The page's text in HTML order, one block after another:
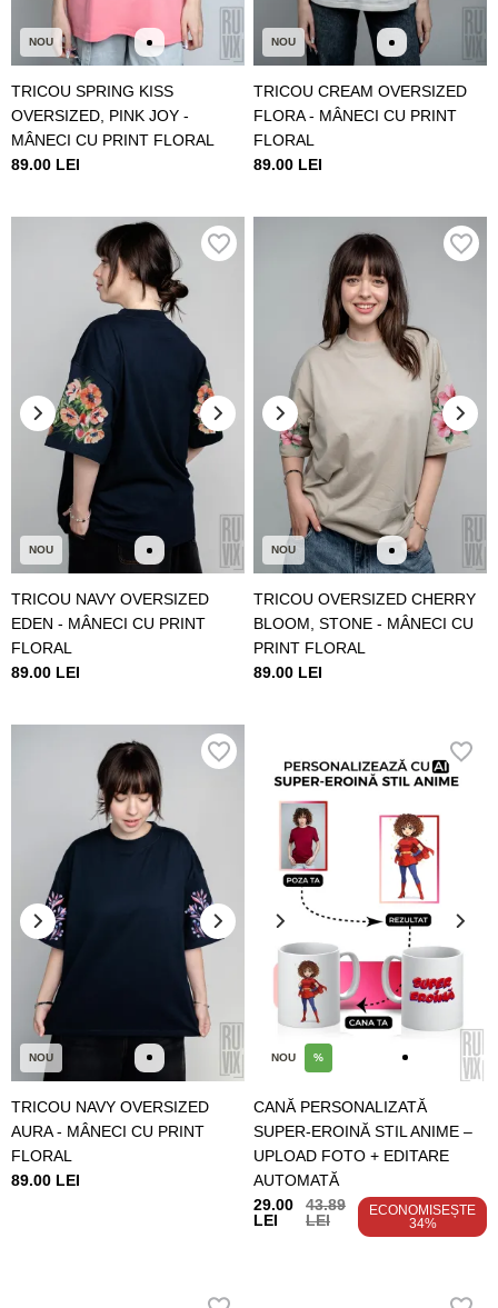
NOU
TRICOU SPRING KISS
OVERSIZED, PINK JOY -
MÂNECI CU PRINT FLORAL
89.00 LEI
NOU
TRICOU CREAM OVERSIZED
FLORA - MÂNECI CU PRINT
FLORAL
89.00 LEI
NOU
TRICOU NAVY OVERSIZED
EDEN - MÂNECI CU PRINT
FLORAL
89.00 LEI
NOU
TRICOU OVERSIZED CHERRY
BLOOM, STONE - MÂNECI CU
PRINT FLORAL
89.00 LEI
NOU
TRICOU NAVY OVERSIZED
AURA - MÂNECI CU PRINT
FLORAL
89.00 LEI
NOU %
CANĂ PERSONALIZATĂ
SUPER-EROINĂ STIL ANIME –
UPLOAD FOTO + EDITARE
AUTOMATĂ
29.00
LEI
43.89
LEI
ECONOMISEȘTE
34%